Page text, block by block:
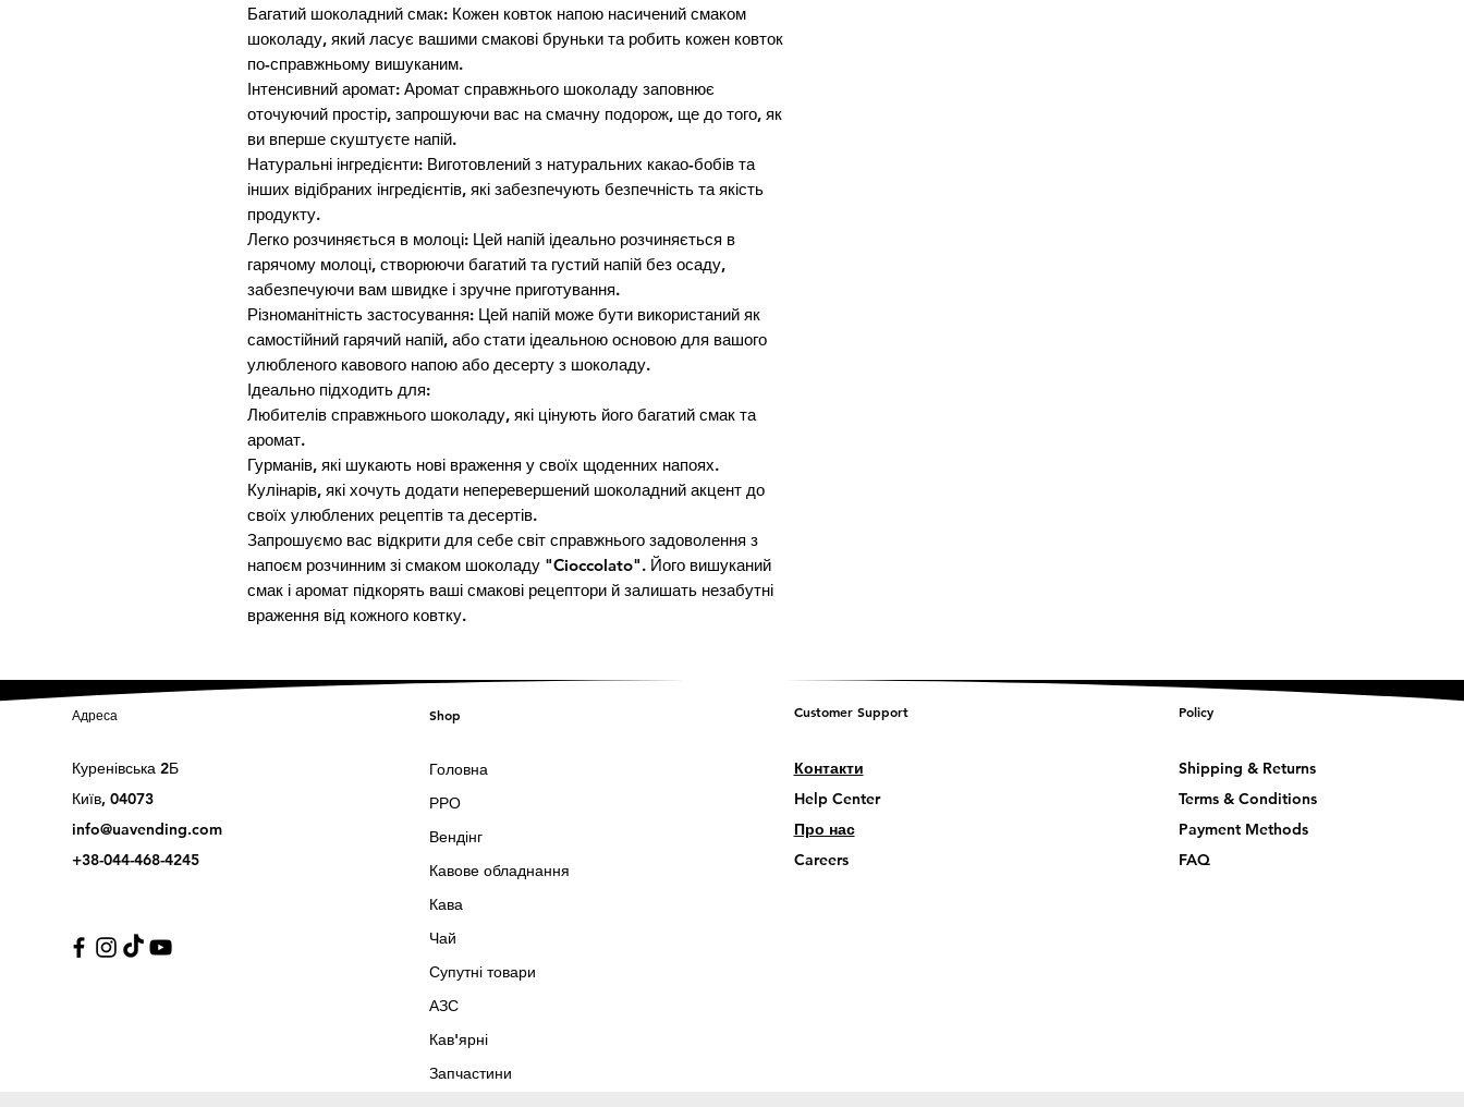
Багатий шоколадний смак: Кожен ковток напою насичений смаком
шоколаду, який ласує вашими смакові бруньки та робить кожен ковток
по-справжньому вишуканим.
Інтенсивний аромат: Аромат справжнього шоколаду заповнює
оточуючий простір, запрошуючи вас на смачну подорож, ще до того, як
ви вперше скуштуєте напій.
Натуральні інгредієнти: Виготовлений з натуральних какао-бобів та
інших відібраних інгредієнтів, які забезпечують безпечність та якість
продукту.
Легко розчиняється в молоці: Цей напій ідеально розчиняється в
гарячому молоці, створюючи багатий та густий напій без осаду,
забезпечуючи вам швидке і зручне приготування.
Різноманітність застосування: Цей напій може бути використаний як
самостійний гарячий напій, або стати ідеальною основою для вашого
улюбленого кавового напою або десерту з шоколаду.
Ідеально підходить для:
Любителів справжнього шоколаду, які цінують його багатий смак та
аромат.
Гурманів, які шукають нові враження у своїх щоденних напоях.
Кулінарів, які хочуть додати неперевершений шоколадний акцент до
своїх улюблених рецептів та десертів.
Запрошуємо вас відкрити для себе світ справжнього задоволення з
напоєм розчинним зі смаком шоколаду "Cioccolato". Його вишуканий
смак і аромат підкорять ваші смакові рецептори й залишать незабутні
враження від кожного ковтку.
Адреса
Куренівська 2Б
Київ, 04073
info@uavending.com
+38-044-468-4245
Shop
Головна
РРО
Вендінг
Кавове обладнання
Кава
Чай
Супутні товари
АЗС
Кав'ярні
Запчастини
Customer Support
Контакти
Help Center
Про нас
Careers
Policy
Shipping & Returns
Terms & Conditions
Payment Methods
FAQ